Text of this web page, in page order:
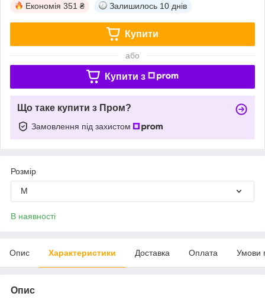
Економія 351 ₴ Залишилось 10 днів
Купити
або
Купити з
Що таке купити з Пром?
Замовлення під захистом
Розмір
M
В наявності
Опис Характеристики Доставка Оплата Умови
Опис